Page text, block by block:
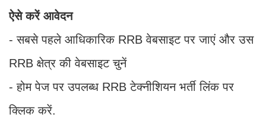
ऐसे करें आवेदन
- सबसे पहले आधिकारिक RRB वेबसाइट पर जाएं और उस
RRB क्षेत्र की वेबसाइट चुनें
- होम पेज पर उपलब्ध RRB टेक्नीशियन भर्ती लिंक पर
क्लिक करें.